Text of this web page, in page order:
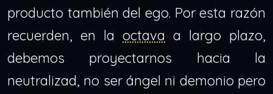
producto también del ego. Por esta razón
recuerden, en la octava a largo plazo,
debemos proyectarnos hacia la
neutralizad, no ser ángel ni demonio pero